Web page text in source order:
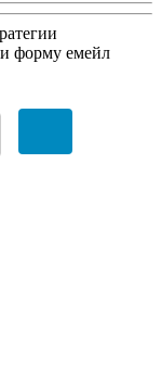
форму емейл